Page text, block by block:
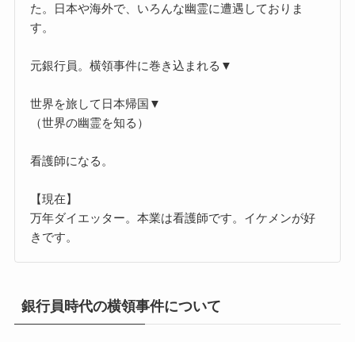
た。日本や海外で、いろんな幽霊に遭遇しておりま
す。
元銀行員。横領事件に巻き込まれる▼
世界を旅して日本帰国▼
（世界の幽霊を知る）
看護師になる。
【現在】
万年ダイエッター。本業は看護師です。イケメンが好
きです。
銀行員時代の横領事件について